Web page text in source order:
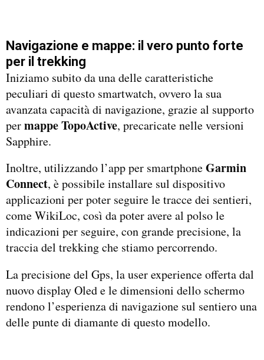
Navigazione e mappe: il vero punto forte
per il trekking
Iniziamo subito da una delle caratteristiche
peculiari di questo smartwatch, ovvero la sua
avanzata capacità di navigazione, grazie al supporto
permappe TopoActive, precaricate nelle versioni
Sapphire.
Inoltre, utilizzando l’app per smartphoneGarmin
Connect, è possibile installare sul dispositivo
applicazioni per poter seguire le tracce dei sentieri,
come WikiLoc, così da poter avere al polso le
indicazioni per seguire, con grande precisione, la
traccia del trekking che stiamo percorrendo.
La precisione del Gps, la user experience offerta dal
nuovo display Oled e le dimensioni dello schermo
rendono l’esperienza di navigazione sul sentiero una
delle punte di diamante di questo modello.